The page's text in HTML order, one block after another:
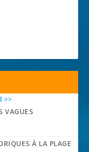
>>
VAGUES
À LA PLAGE